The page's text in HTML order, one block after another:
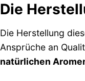
Die
Die Herstellung
Ansprüche an
natürlichen